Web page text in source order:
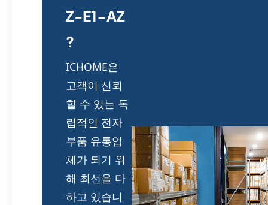
Z-E1-AZ
?
ICHOME은
고객이 신뢰
할 수 있는 독
립적인 전자
부품 유통업
체가 되기 위
해 최선을 다
하고 있습니